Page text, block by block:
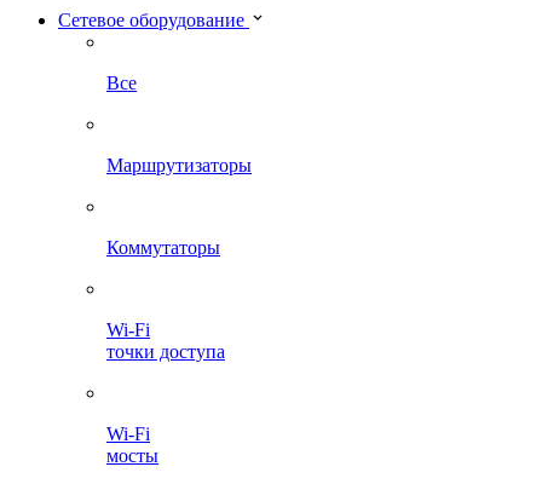
Сетевое оборудование
Все
Маршрутизаторы
Коммутаторы
Wi-Fi
точки доступа
Wi-Fi
мосты